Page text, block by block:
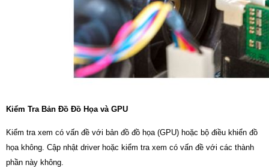
Kiểm Tra Bản Đồ Đồ Họa và GPU
Kiểm tra xem có vấn đề với bản đồ đồ họa (GPU) hoặc bộ điều khiển đồ
họa không. Cập nhật driver hoặc kiểm tra xem có vấn đề với các thành
phần này không.